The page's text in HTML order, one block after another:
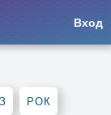
Вход
РОК